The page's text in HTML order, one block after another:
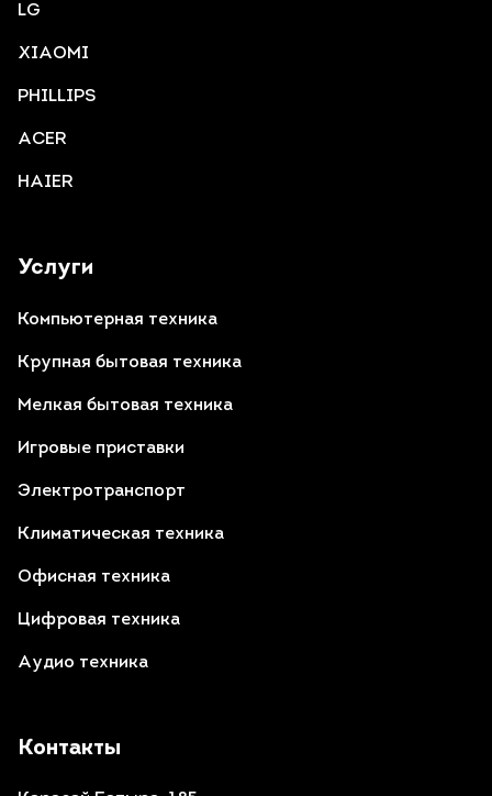
Контакты
Услуги
Компьютерная техника
Крупная бытовая техника
Мелкая бытовая техника
Игровые приставки
Электротранспорт
Климатическая техника
Офисная техника
Цифровая техника
Аудио техника
LG
XIAOMI
PHILLIPS
ACER
HAIER